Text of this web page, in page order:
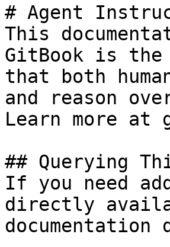
# Agent
This
GitBook is the
that both
and reason
Learn more at
## Querying
If you need
directly